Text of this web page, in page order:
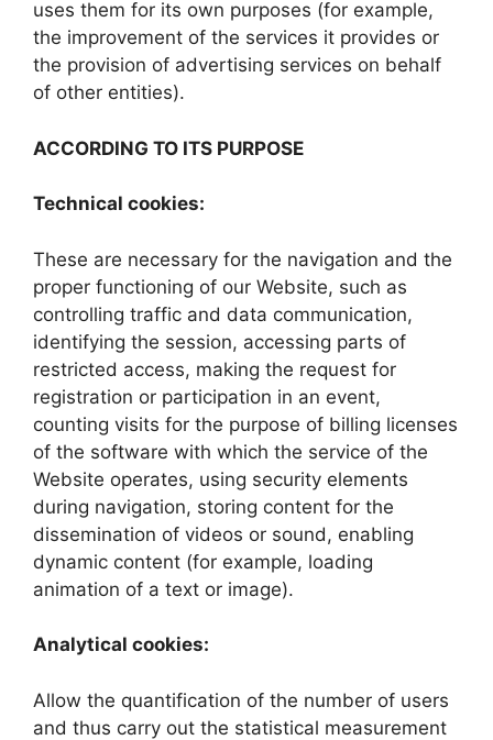
uses them for its own purposes (for example,
the improvement of the services it provides or
the provision of advertising services on behalf
of other entities).
ACCORDING TO ITS PURPOSE
Technical cookies:
These are necessary for the navigation and the
proper functioning of our Website, such as
controlling traffic and data communication,
identifying the session, accessing parts of
restricted access, making the request for
registration or participation in an event,
counting visits for the purpose of billing licenses
of the software with which the service of the
Website operates, using security elements
during navigation, storing content for the
dissemination of videos or sound, enabling
dynamic content (for example, loading
animation of a text or image).
Analytical cookies:
Allow the quantification of the number of users
and thus carry out the statistical measurement